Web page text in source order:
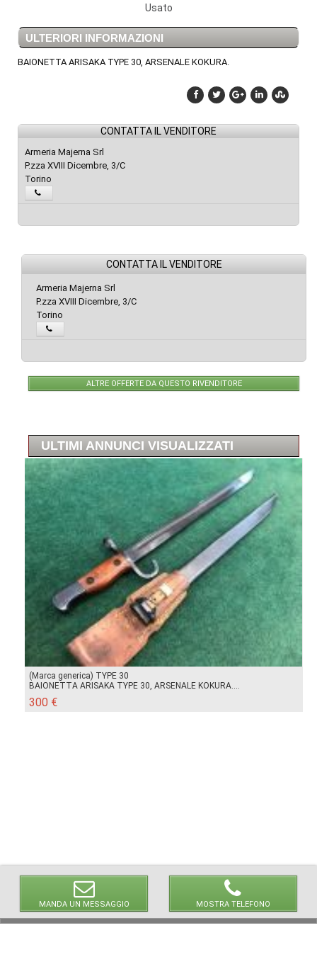
Usato
ULTERIORI INFORMAZIONI
BAIONETTA ARISAKA TYPE 30, ARSENALE KOKURA.
CONTATTA IL VENDITORE
Armeria Majerna Srl
P.zza XVIII Dicembre, 3/C
Torino
MANDA UN MESSAGGIO MOSTRA TELEFONO
CONTATTA IL VENDITORE
Armeria Majerna Srl
P.zza XVIII Dicembre, 3/C
Torino
ALTRE OFFERTE DA QUESTO RIVENDITORE
ULTIMI ANNUNCI VISUALIZZATI
(Marca generica) TYPE 30
BAIONETTA ARISAKA TYPE 30, ARSENALE KOKURA....
300 €